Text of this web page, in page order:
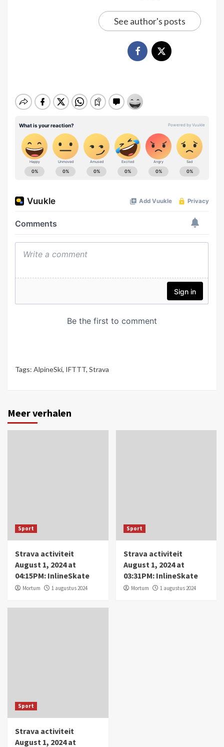
See author's posts
Tags: AlpineSki, IFTTT, Strava
Meer verhalen
Sport
Strava activiteit
August 1, 2024 at
04:15PM: InlineSkate
Mortum 1 augustus 2024
Sport
Strava activiteit
August 1, 2024 at
03:31PM: InlineSkate
Mortum 1 augustus 2024
Sport
Strava activiteit
August 1, 2024 at